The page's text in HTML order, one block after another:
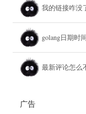
我的链接咋没
golang日期时间
最新评论怎么
广告